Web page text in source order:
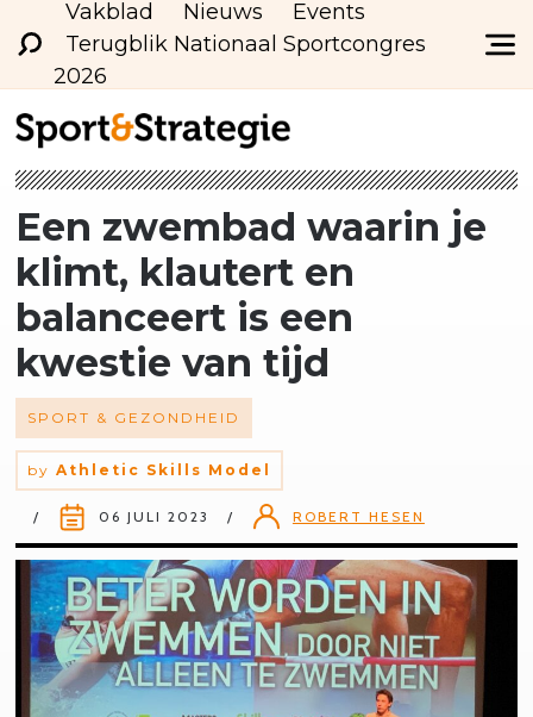
Vakblad Nieuws
Events
Terugblik Nationaal Sportcongres
2026
Een zwembad waarin je
klimt, klautert en
balanceert is een
kwestie van tijd
SPORT & GEZONDHEID
by Athletic Skills Model
06 JULI 2023 ROBERT HESEN